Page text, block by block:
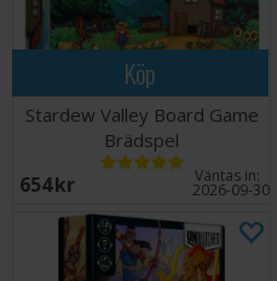
Köp
Stardew Valley Board Game
Brädspel
654 SEK Väntas in:
2026-09-30